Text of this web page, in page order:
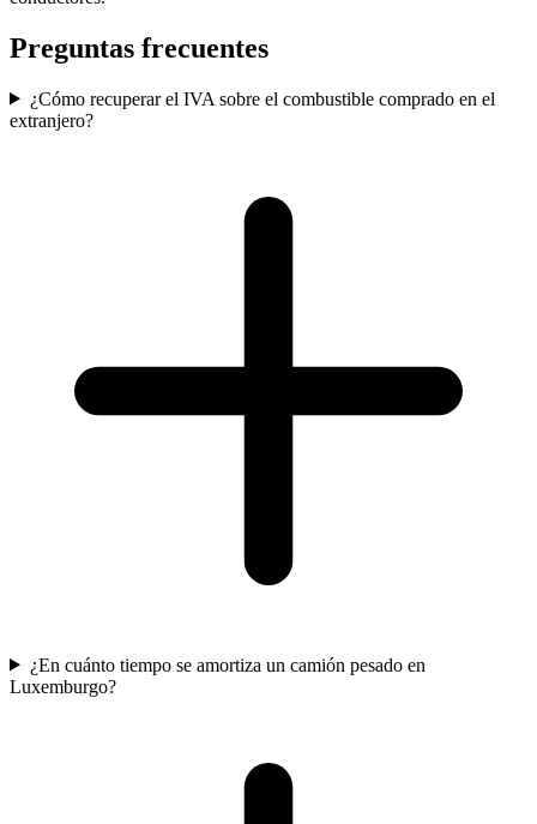
Preguntas frecuentes
¿Cómo recuperar el IVA sobre el combustible comprado en el
extranjero?
¿En cuánto tiempo se amortiza un camión pesado en
Luxemburgo?